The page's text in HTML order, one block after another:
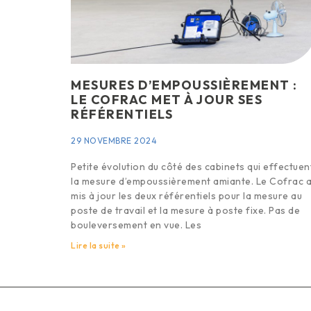
MESURES D’EMPOUSSIÈREMENT :
LE COFRAC MET À JOUR SES
RÉFÉRENTIELS
29 NOVEMBRE 2024
Petite évolution du côté des cabinets qui
la mesure d’empoussièrement amiante. Le Cofrac a
mis à jour les deux référentiels pour la mesure au
poste de travail et la mesure à poste fixe. Pas de
bouleversement en vue. Les
Lire la suite »